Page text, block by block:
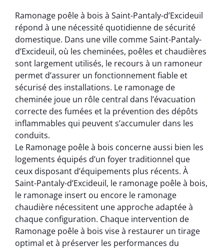
Ramonage poêle à bois à Saint-Pantaly-d’Excideuil
répond à une nécessité quotidienne de sécurité
domestique. Dans une ville comme Saint-Pantaly-
d’Excideuil, où les cheminées, poêles et chaudières
sont largement utilisés, le recours à un ramoneur
permet d’assurer un fonctionnement fiable et
sécurisé des installations. Le ramonage de
cheminée joue un rôle central dans l’évacuation
correcte des fumées et la prévention des dépôts
inflammables qui peuvent s’accumuler dans les
conduits.
Le Ramonage poêle à bois concerne aussi bien les
logements équipés d’un foyer traditionnel que
ceux disposant d’équipements plus récents. À
Saint-Pantaly-d’Excideuil, le ramonage poêle à bois,
le ramonage insert ou encore le ramonage
chaudière nécessitent une approche adaptée à
chaque configuration. Chaque intervention de
Ramonage poêle à bois vise à restaurer un tirage
optimal et à préserver les performances du